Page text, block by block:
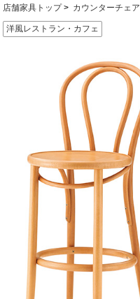
店舗家具トップ カウンターチェア
洋風レストラン・カフェ